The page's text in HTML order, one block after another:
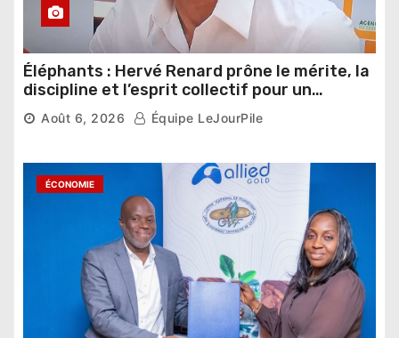
Éléphants : Hervé Renard prône le mérite, la
discipline et l’esprit collectif pour un
nouveau départ
Août 6, 2026 Équipe LeJourPile
ÉCONOMIE